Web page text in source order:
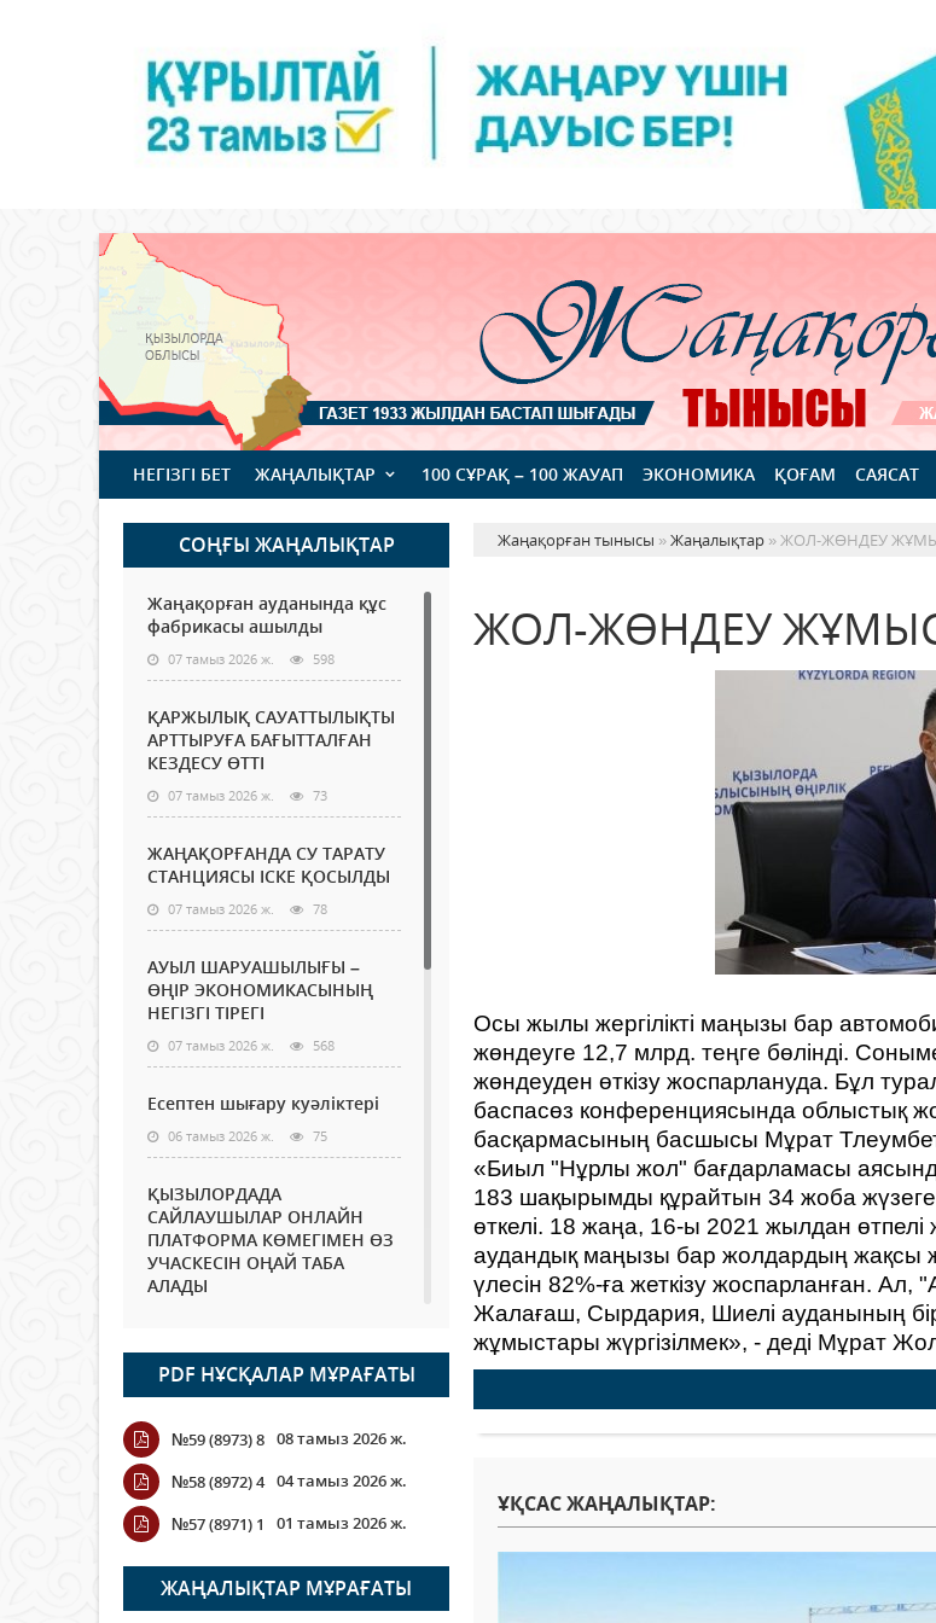
НЕГІЗГІ БЕТ ЖАҢАЛЫҚТАР 100 СҰРАҚ – 100 ЖАУАП ЭКОНОМИКА ҚОҒАМ САЯСАТ
СОҢҒЫ ЖАҢАЛЫҚТАР
Жаңақорған ауданында құс
фабрикасы ашылды
07 тамыз 2026 ж. 598
ҚАРЖЫЛЫҚ САУАТТЫЛЫҚТЫ
АРТТЫРУҒА БАҒЫТТАЛҒАН
КЕЗДЕСУ ӨТТІ
07 тамыз 2026 ж. 73
ЖАҢАҚОРҒАНДА СУ ТАРАТУ
СТАНЦИЯСЫ ІСКЕ ҚОСЫЛДЫ
07 тамыз 2026 ж. 78
АУЫЛ ШАРУАШЫЛЫҒЫ –
ӨҢІР ЭКОНОМИКАСЫНЫҢ
НЕГІЗГІ ТІРЕГІ
07 тамыз 2026 ж. 568
Есептен шығару куәліктері
06 тамыз 2026 ж. 75
ҚЫЗЫЛОРДАДА
САЙЛАУШЫЛАР ОНЛАЙН
ПЛАТФОРМА КӨМЕГІМЕН ӨЗ
УЧАСКЕСІН ОҢАЙ ТАБА
АЛАДЫ
Open Air: Қызылорда
облысы полиция
департаменті 20 мыңнан
астам көрерменнің
қауіпсіздігін қамтамасыз етті
ҚАЛАЙ ӨТЕДІ?
06 тамыз 2026 ж. 266
PDF НҰСҚАЛАР МҰРАҒАТЫ
№59 (8973) 8 08 тамыз 2026 ж.
№58 (8972) 4 04 тамыз 2026 ж.
№57 (8971) 1
01 тамыз 2026 ж.
ЖАҢАЛЫҚТАР МҰРАҒАТЫ
Жаңақорған тынысы »Жаңалықтар » ЖОЛ-ЖӨНДЕУ
ЖОЛ-ЖӨНДЕУ
Осы жылы жергілікті маңызы бар
жөндеуге 12,7 млрд. теңге бөлінді.
жөндеуден өткізу жоспарлануда. Бұл
баспасөз конференциясында облыстық
басқармасының басшысы Мұрат
«Биыл "Нұрлы жол" бағдарламасы
183 шақырымды құрайтын 34 жоба
өткелі. 18 жаңа, 16-ы 2021 жылдан
аудандық маңызы бар жолдардың жақсы
үлесін 82%-ға жеткізу жоспарланған.
Жалағаш, Сырдария, Шиелі ауданының
жұмыстары жүргізілмек», - деді Мұрат
ҰҚСАС ЖАҢАЛЫҚТАР: